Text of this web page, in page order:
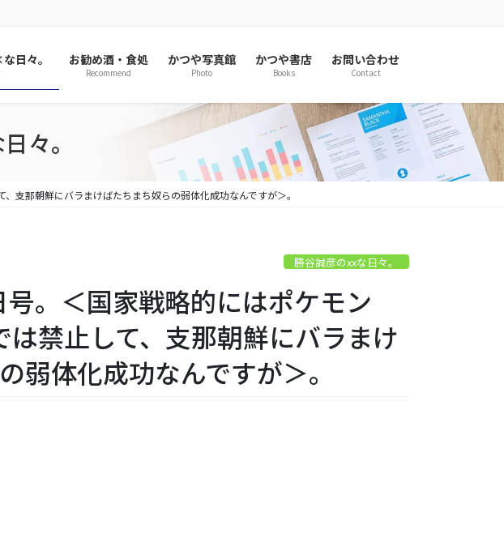
日々。 お勧め酒・食処
Recommend
かつや写真館
Photo
かつや書店
Books
お問い合わせ
Contact
々。
支那朝鮮にバラまけばたちまち奴らの弱体化成功なんですが＞。
勝谷誠彦のxxな日々。
。＜国家戦略的にはポケモン
は禁止して、支那朝鮮にバラまけ
弱体化成功なんですが＞。